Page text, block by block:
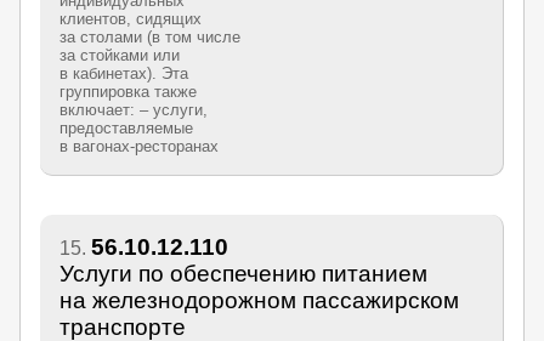
клиентов, сидящих
за столами (в том числе
за стойками или
в кабинетах). Эта
группировка также
включает: – услуги,
предоставляемые
в вагонах-ресторанах
15. 56.10.12.110
Услуги по обеспечению питанием
на железнодорожном пассажирском
транспорте